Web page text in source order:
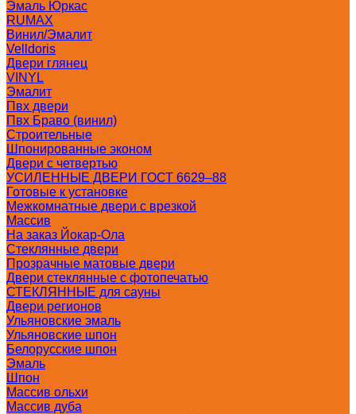
Эмаль Юркас
RUMAX
Винил/Эмалит
Velldoris
Двери глянец
VINYL
Эмалит
Пвх двери
Пвх Браво (винил)
Строительные
Шпонированные эконом
Двери с четвертью
УСИЛЕННЫЕ ДВЕРИ ГОСТ 6629–88
Готовые к установке
Межкомнатные двери с врезкой
Массив
На заказ Йокар-Ола
Стеклянные двери
Прозрачные матовые двери
Двери стеклянные с фотопечатью
СТЕКЛЯННЫЕ для сауны
Двери регионов
Ульяновские эмаль
Ульяновские шпон
Белорусские шпон
Эмаль
Шпон
Массив ольхи
Массив дуба